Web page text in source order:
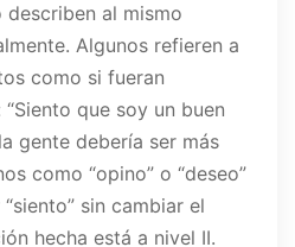
al mismo
Algunos refieren a
como si fueran
que soy un buen
gente debería ser más
como “opino” o “deseo”
sin cambiar el
hecha está a nivel II.